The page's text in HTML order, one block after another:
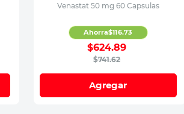
Venastat 50 mg 60 Capsulas
$741.62
$624.89
Ahorra$116.73
Agregar